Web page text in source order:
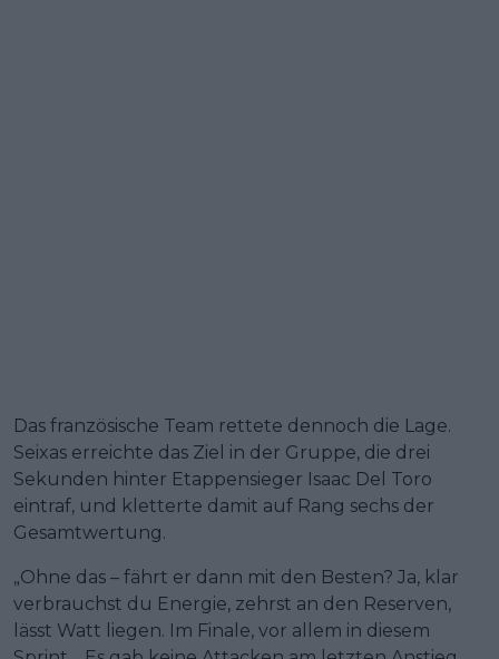
Das französische Team rettete dennoch die Lage.
Seixas erreichte das Ziel in der Gruppe, die drei
Sekunden hinter Etappensieger Isaac Del Toro
eintraf, und kletterte damit auf Rang sechs der
Gesamtwertung.
„Ohne das – fährt er dann mit den Besten? Ja, klar
verbrauchst du Energie, zehrst an den Reserven,
lässt Watt liegen. Im Finale, vor allem in diesem